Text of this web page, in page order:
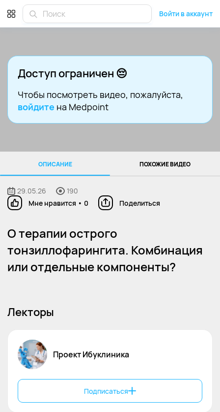
Войти в аккаунт
Доступ ограничен 😔
Чтобы посмотреть видео, пожалуйста,
войдите на Medpoint
ОПИСАНИЕ ПОХОЖИЕ ВИДЕО
29.05.26
190
Мне нравится • 0 Поделиться
О терапии острого
тонзиллофарингита. Комбинация
или отдельные компоненты?
Лекторы
Проект Ибуклиника
Подписаться